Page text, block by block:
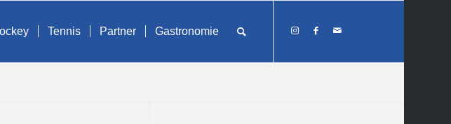
Tennis Partner Gastronomie